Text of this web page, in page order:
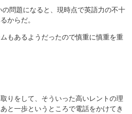
問題になると、現時点で英語力の不十
からだ。
もあるようだったので慎重に慎重を重
りをして、そういった高いレントの理
と一歩というところで電話をかけてき